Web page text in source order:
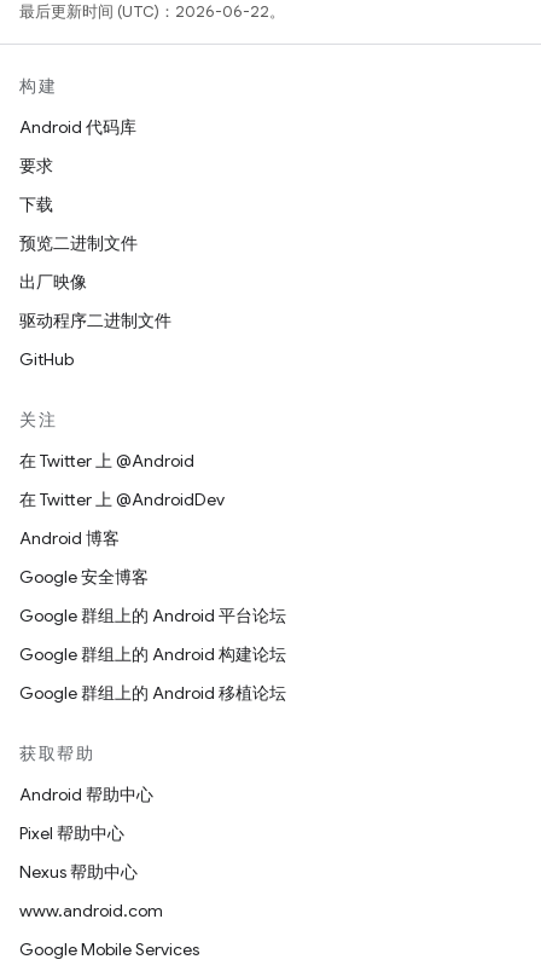
最后更新时间 (UTC)：2026-06-22。
构建
Android 代码库
要求
下载
预览二进制文件
出厂映像
驱动程序二进制文件
GitHub
关注
在 Twitter 上 @Android
在 Twitter 上 @AndroidDev
Android 博客
Google 安全博客
Google 群组上的 Android 平台论坛
Google 群组上的 Android 构建论坛
Google 群组上的 Android 移植论坛
获取帮助
Android 帮助中心
Pixel 帮助中心
Nexus 帮助中心
www.android.com
Google Mobile Services